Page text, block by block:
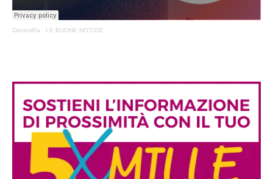
DiocesiPa · LE BUONE NOTIZIE